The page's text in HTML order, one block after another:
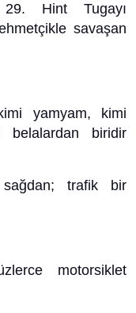
29. Hint Tugayı
savaşan
yamyam, kimi
belalardan biridir
trafik bir
motorsiklet